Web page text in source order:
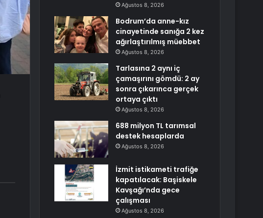
Ağustos 8, 2026
Bodrum’da anne-kız
cinayetinde sanığa 2 kez
ağırlaştırılmış müebbet
Ağustos 8, 2026
Tarlasına 2 aynı iç
çamaşırını gömdü: 2 ay
sonra çıkarınca gerçek
ortaya çıktı
Ağustos 8, 2026
688 milyon TL tarımsal
destek hesaplarda
Ağustos 8, 2026
İzmit istikameti trafiğe
kapatılacak: Başiskele
Kavşağı’nda gece
çalışması
Ağustos 8, 2026